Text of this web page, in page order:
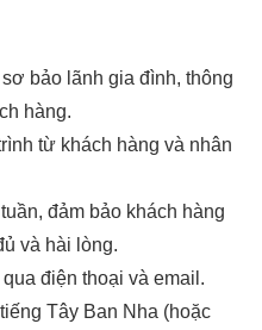
bảo lãnh gia đình, thông
hàng.
từ khách hàng và nhân
đảm bảo khách hàng
và hài lòng.
điện thoại và email.
Tây Ban Nha (hoặc